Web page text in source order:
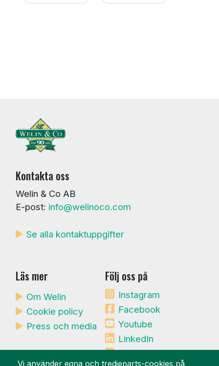
Kontakta oss
Welin & Co AB
E-post: info@welinoco.com
Se alla kontaktuppgifter
Läs mer
Om Welin
Cookie policy
Press och media
Följ oss på
Instagram
Facebook
Youtube
LinkedIn
Mynewsdesk
Vi använder egna och tredjeparts-cookies på